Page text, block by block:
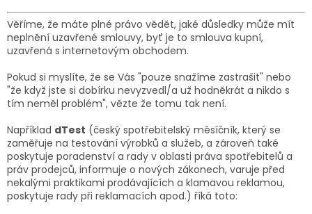
Věříme, že máte plné právo vědět, jaké důsledky může mít
neplnění uzavřené smlouvy, byť je to smlouva kupní,
uzavřená s internetovým obchodem.
Pokud si myslíte, že se Vás "pouze snažíme zastrašit" nebo
"že když jste si dobírku nevyzvedl/a už hodněkrát a nikdo s
tím neměl problém", vězte že tomu tak není.
Například dTest (český spotřebitelský měsíčník, který se
zaměřuje na testování výrobků a služeb, a zároveň také
poskytuje poradenství a rady v oblasti práva spotřebitelů a
práv prodejců, informuje o nových zákonech, varuje před
nekalými praktikami prodávajících a klamavou reklamou,
poskytuje rady při reklamacích apod.) říká toto: